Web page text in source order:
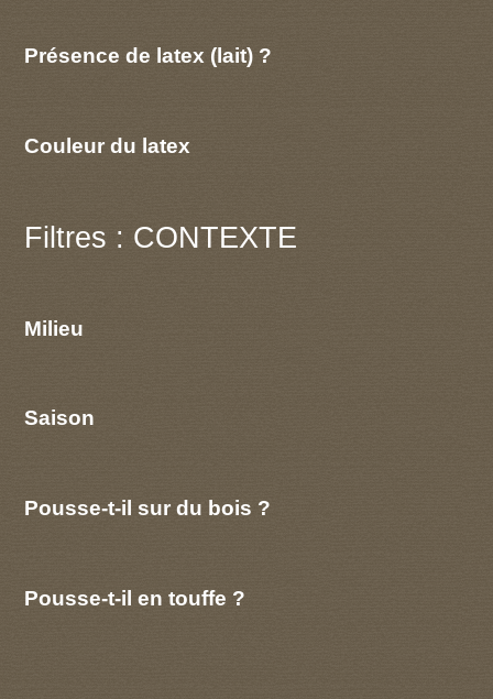
Présence de latex (lait) ?
Couleur du latex
Filtres : CONTEXTE
Milieu
Saison
Pousse-t-il sur du bois ?
Pousse-t-il en touffe ?